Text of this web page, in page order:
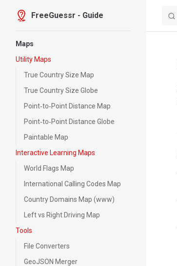
Skip to content
FreeGuessr - Guide
Maps
Utility Maps
True Country Size Map
True Country Size Globe
Point‑to‑Point Distance Map
Point‑to‑Point Distance Globe
Paintable Map
Interactive Learning Maps
World Flags Map
International Calling Codes Map
Country Domains Map (www)
Left vs Right Driving Map
Tools
File Converters
GeoJSON Merger